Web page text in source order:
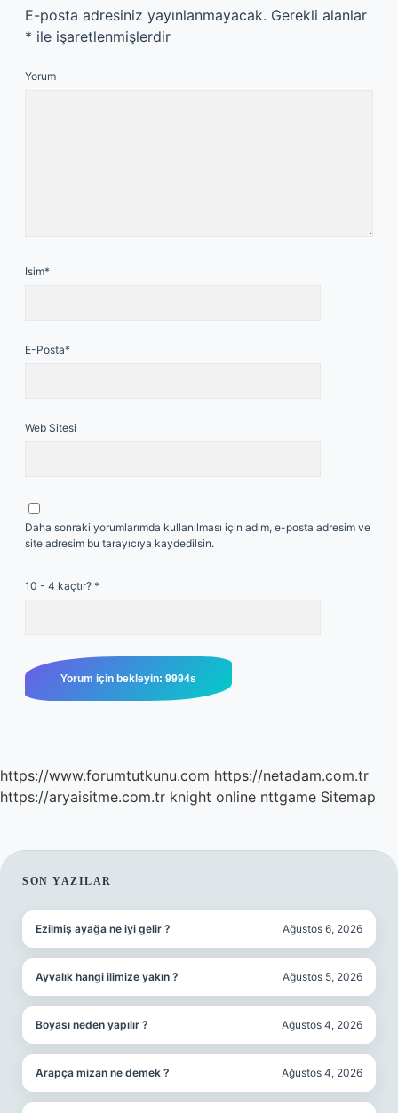
E-posta adresiniz yayınlanmayacak. Gerekli alanlar
* ile işaretlenmişlerdir
Yorum
İsim*
E-Posta*
Web Sitesi
Daha sonraki yorumlarımda kullanılması için adım, e-posta adresim ve
site adresim bu tarayıcıya kaydedilsin.
10 - 4 kaçtır? *
https://www.forumtutkunu.com https://netadam.com.tr
https://aryaisitme.com.tr knight online nttgame Sitemap
SIDEBAR
SON YAZILAR
Ezilmiş ayağa ne iyi gelir ? Ağustos 6, 2026
Ayvalık hangi ilimize yakın ? Ağustos 5, 2026
Boyası neden yapılır ? Ağustos 4, 2026
Arapça mizan ne demek ? Ağustos 4, 2026